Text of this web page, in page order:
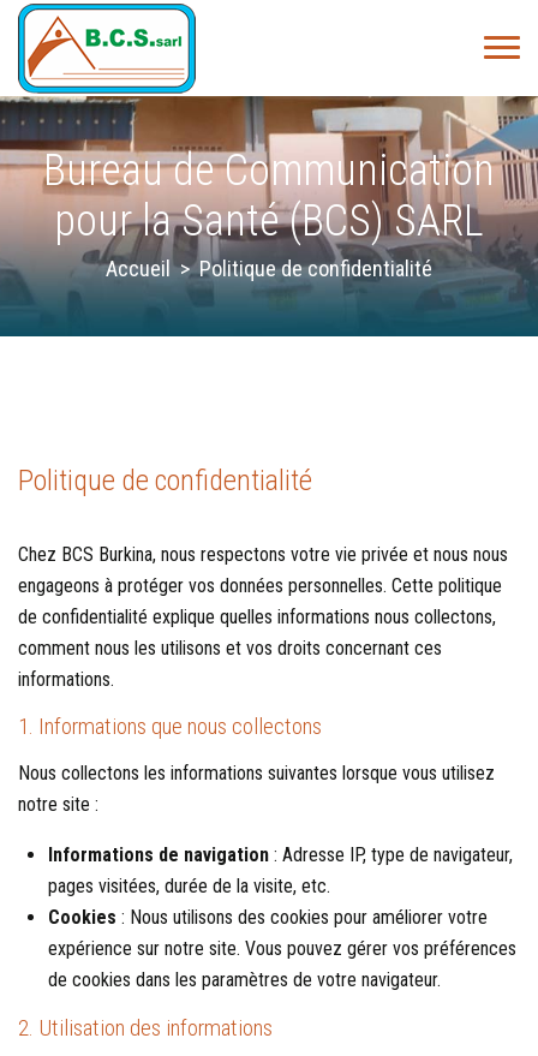
Bureau de Communication
pour la Santé (BCS) SARL
Accueil >Politique de confidentialité
Politique de confidentialité
Chez BCS Burkina, nous respectons votre vie privée et nous nous
engageons à protéger vos données personnelles. Cette politique
de confidentialité explique quelles informations nous collectons,
comment nous les utilisons et vos droits concernant ces
informations.
1. Informations que nous collectons
Nous collectons les informations suivantes lorsque vous utilisez
notre site :
Informations de navigation : Adresse IP, type de navigateur,
pages visitées, durée de la visite, etc.
Cookies : Nous utilisons des cookies pour améliorer votre
expérience sur notre site. Vous pouvez gérer vos préférences
de cookies dans les paramètres de votre navigateur.
2. Utilisation des informations